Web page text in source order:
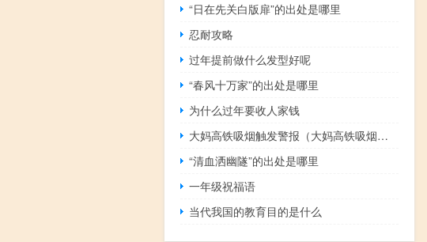
“日在先关白版扉”的出处是哪里
忍耐攻略
过年提前做什么发型好呢
“春风十万家”的出处是哪里
为什么过年要收人家钱
大妈高铁吸烟触发警报（大妈高铁吸烟下跪）
“清血洒幽隧”的出处是哪里
一年级祝福语
当代我国的教育目的是什么